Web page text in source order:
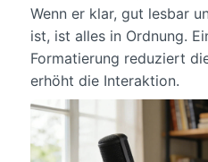
Wenn er klar, gut lesbar
ist, ist alles in Ordnung.
Formatierung reduziert
erhöht die Interaktion.